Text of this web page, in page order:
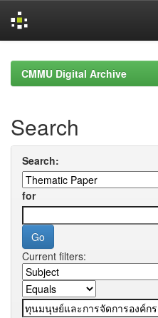
navigationCMMU Digital Archive
Search
Search:
for
Current filters: